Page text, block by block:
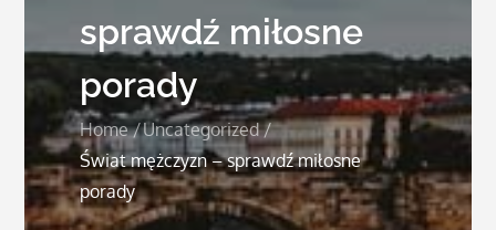
sprawdź miłosne
porady
Home
Uncategorized
Świat mężczyzn – sprawdź miłosne
porady